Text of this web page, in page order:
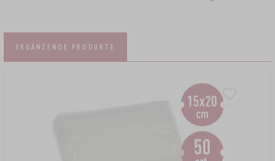
ERGÄNZENDE PRODUKTE